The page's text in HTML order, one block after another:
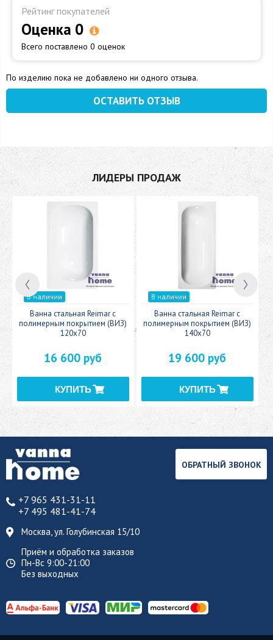
Рейтинг покупателей
Оценка 0
Всего поставлено 0 оценок
По изделию пока не добавлено ни одного отзыва.
ОСТАВИТЬ ОТЗЫВ
ЛИДЕРЫ ПРОДАЖ
В наличии
Ванна стальная Reimar с
полимерным покрытием (ВИЗ)
120x70
16 600 руб
В наличии
Ванна стальная Reimar с
полимерным покрытием (ВИЗ)
140x70
19 600 руб
+7 965 431-31-11
+7 495 481-41-74
Москва, ул. Голубинская 15/10
Приём и обработка заказов
Пн-Вс 9:00-21:00
Без выходных
ОБРАТНЫЙ ЗВОНОК